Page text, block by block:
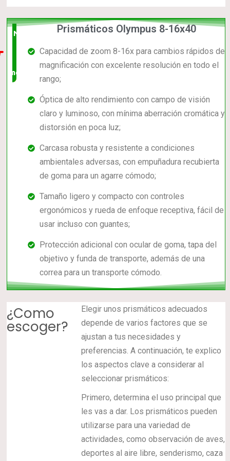
Nuevo
en el
mercado
Prismáticos Olympus 8-16x40
Capacidad de zoom 8-16x para cambios rápidos de
magnificación con excelente resolución en todo el
rango;
Óptica de alto rendimiento con campo de visión
claro y luminoso, con mínima aberración cromática y
distorsión en poca luz;
Carcasa robusta y resistente a condiciones
ambientales adversas, con empuñadura recubierta
de goma para un agarre cómodo;
Tamaño ligero y compacto con controles
ergonómicos y rueda de enfoque receptiva, fácil de
usar incluso con guantes;
Protección adicional con ocular de goma, tapa del
objetivo y funda de transporte, además de una
correa para un transporte cómodo.
¿Como
escoger?
Elegir unos prismáticos adecuados
depende de varios factores que se
ajustan a tus necesidades y
preferencias. A continuación, te explico
los aspectos clave a considerar al
seleccionar prismáticos:
Primero, determina el uso principal que
les vas a dar. Los prismáticos pueden
utilizarse para una variedad de
actividades, como observación de aves,
deportes al aire libre, senderismo, caza